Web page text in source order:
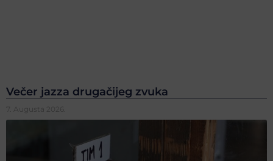
Večer jazza drugačijeg zvuka
7. Augusta 2026.